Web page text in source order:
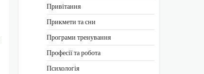
Привітання
Прикмети та сни
Програми тренування
Професії та робота
Психологія